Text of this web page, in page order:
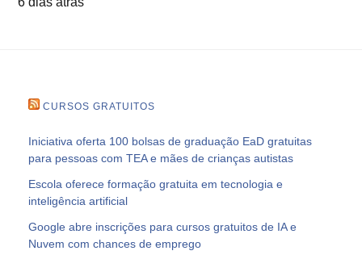
CURSOS GRATUITOS
Iniciativa oferta 100 bolsas de graduação EaD gratuitas
para pessoas com TEA e mães de crianças autistas
Escola oferece formação gratuita em tecnologia e
inteligência artificial
Google abre inscrições para cursos gratuitos de IA e
Nuvem com chances de emprego